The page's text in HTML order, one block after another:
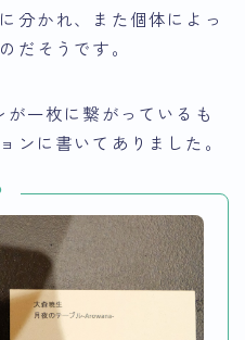
分かれ、また個体によっ
だそうです。
一枚に繋がっているも
ンに書いてありました。